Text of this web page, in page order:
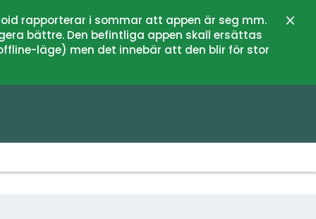
rapporterar i sommar att appen är seg mm.
bättre. Den befintliga appen skall ersättas
läge) men det innebär att den blir för stor